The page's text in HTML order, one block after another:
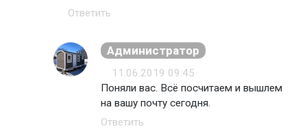
Ответить
Администратор
11.06.2019 09:45
Поняли вас. Всё посчитаем и вышлем
на вашу почту сегодня.
Ответить